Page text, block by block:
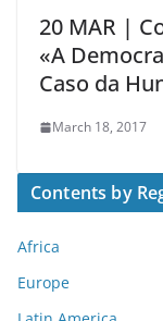
20 MAR |
«A
Caso da
March 18, 2017
Contents by
Africa
Europe